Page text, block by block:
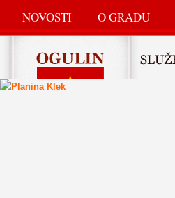
NOVOSTI O GRADU